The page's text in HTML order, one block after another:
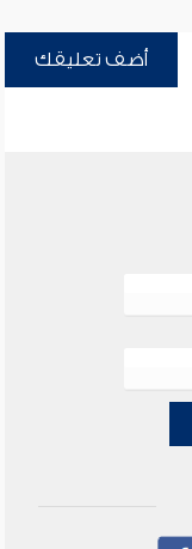
أضف تعليقك